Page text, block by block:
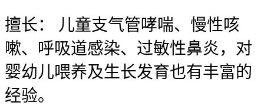
擅长：
儿童支气管哮喘、慢性咳
嗽、呼吸道感染、过敏性鼻炎，对
婴幼儿喂养及生长发育也有丰富的
经验。